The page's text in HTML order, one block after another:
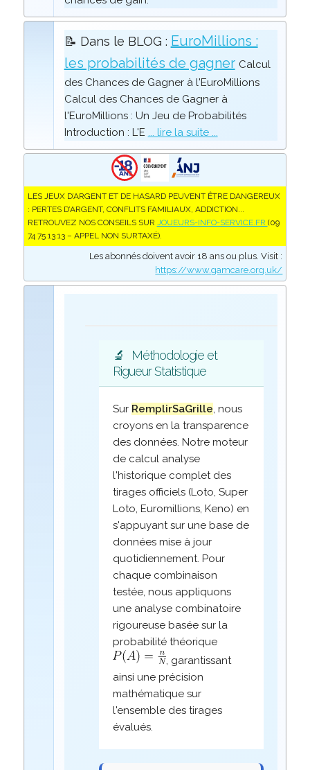
📝 Dans le BLOG : EuroMillions :
les probabilités de gagner Calcul
des Chances de Gagner à l'EuroMillions
Calcul des Chances de Gagner à
l'EuroMillions : Un Jeu de Probabilités
Introduction : L'E ... lire la suite ...
LES JEUX D’ARGENT ET DE HASARD PEUVENT ÊTRE DANGEREUX
: PERTES D’ARGENT, CONFLITS FAMILIAUX, ADDICTION...
RETROUVEZ NOS CONSEILS SUR JOUEURS-INFO-SERVICE.FR (09
74 75 13 13 – APPEL NON SURTAXÉ).
Les abonnés doivent avoir 18 ans ou plus. Visit :
https://www.gamcare.org.uk/
🔬
Méthodologie et
Rigueur Statistique
Sur RemplirSaGrille, nous
croyons en la transparence
des données. Notre moteur
de calcul analyse
l'historique complet des
tirages officiels (Loto, Super
Loto, Euromillions, Keno) en
s'appuyant sur une base de
données mise à jour
quotidiennement. Pour
chaque combinaison
testée, nous appliquons
une analyse combinatoire
rigoureuse basée sur la
probabilité théorique
, garantissant
ainsi une précision
mathématique sur
l'ensemble des tirages
évalués.